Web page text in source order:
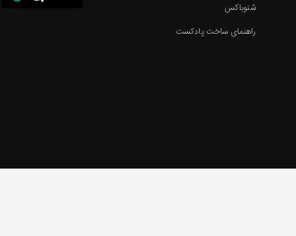
شنوباکس
راهنمای ساخت پادکست